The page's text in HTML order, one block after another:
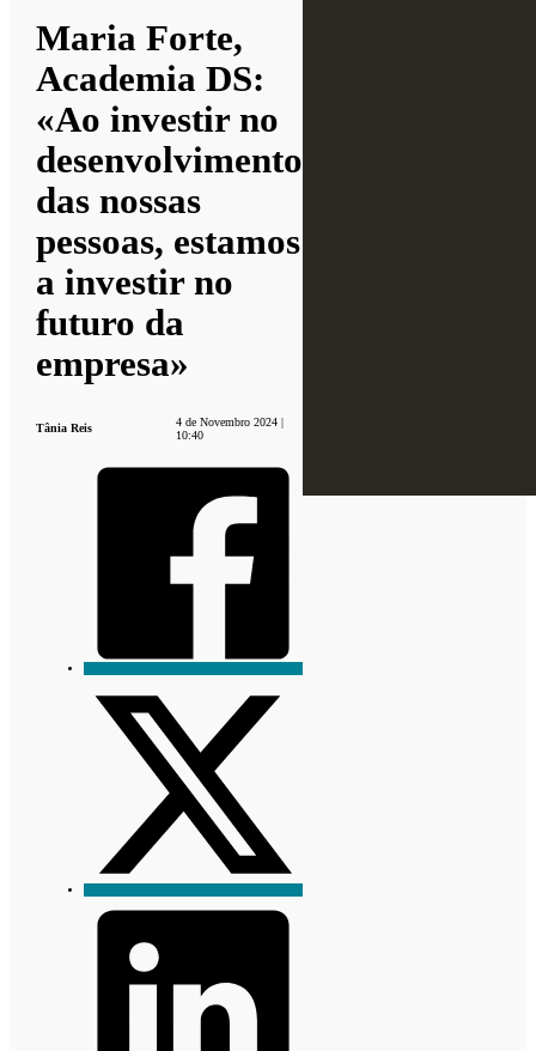
Maria Forte,
Academia DS:
«Ao investir no
desenvolvimento
das nossas
pessoas, estamos
a investir no
futuro da
empresa»
Tânia Reis
4 de Novembro 2024 |
10:40